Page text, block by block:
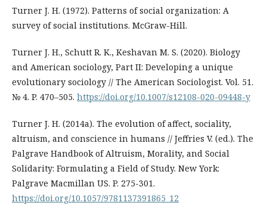
Turner J. H. (1972). Patterns of social organization: A
survey of social institutions. McGraw-Hill.
Turner J. H., Schutt R. K., Keshavan M. S. (2020). Biology
and American sociology, Part II: Developing a unique
evolutionary sociology // The American Sociologist. Vol. 51.
№ 4. P. 470–505. https://doi.org/10.1007/s12108-020-09448-y
Turner J. H. (2014a). The evolution of affect, sociality,
altruism, and conscience in humans // Jeffries V. (ed.). The
Palgrave Handbook of Altruism, Morality, and Social
Solidarity: Formulating a Field of Study. New York:
Palgrave Macmillan US. P. 275-301.
https://doi.org/10.1057/9781137391865_12